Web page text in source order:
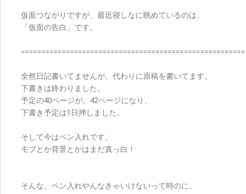
仮面つながりですが、最近寝しなに眺めているのは、
「仮面の告白」です。
=======================================================
全然日記書いてませんが、代わりに原稿を書いてます。
下書きは終わりました。
予定の40ページが、42ページになり、
下書き予定は1日押しました。
そして今はペン入れです。
モブとか背景とかはまだ真っ白！
そんな、ペン入れやんなきゃいけないって時のに、